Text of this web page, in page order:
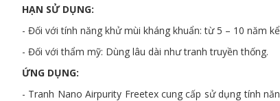
HẠN SỬ DỤNG:
- Đối với tính năng khử mùi kháng khuẩn: từ 5 – 10 năm
- Đối với thẩm mỹ: Dùng lâu dài như tranh truyền thống.
ỨNG DỤNG:
- Tranh Nano Airpurity Freetex cung cấp sử dụng tính